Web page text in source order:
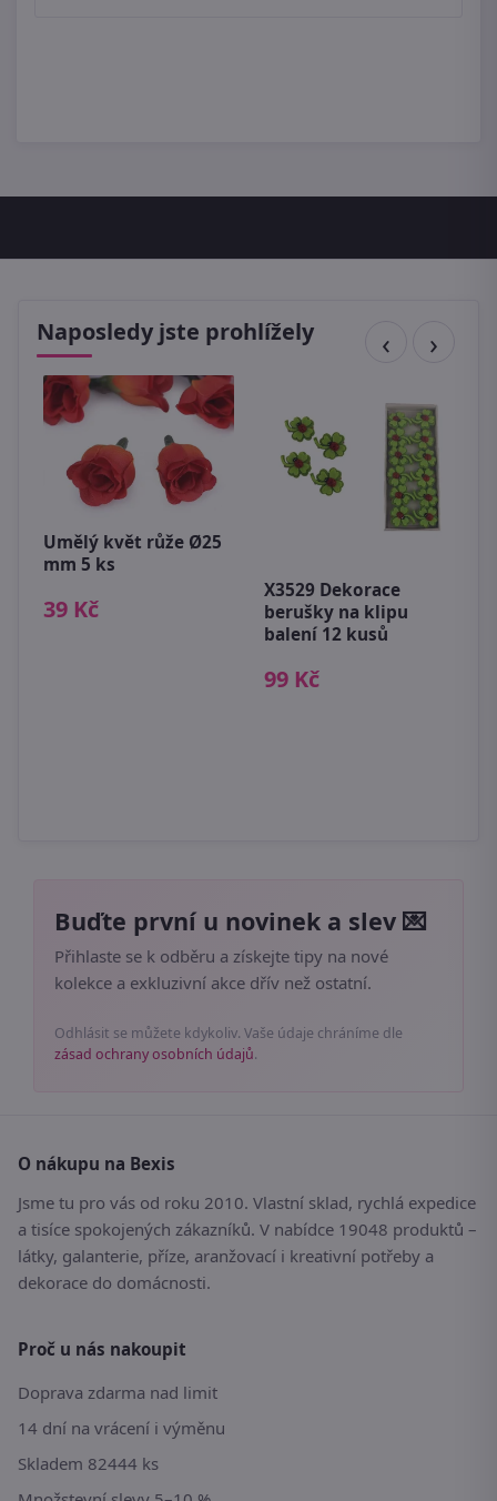
Naposledy jste prohlížely
Umělý květ růže Ø25
mm 5 ks
39 Kč
X3529 Dekorace
berušky na klipu
balení 12 kusů
99 Kč
Buďte první u novinek a slev 💌
Přihlaste se k odběru a získejte tipy na nové
kolekce a exkluzivní akce dřív než ostatní.
Odhlásit se můžete kdykoliv. Vaše údaje chráníme dle
zásad ochrany osobních údajů.
O nákupu na Bexis
Jsme tu pro vás od roku 2010. Vlastní sklad, rychlá expedice
a tisíce spokojených zákazníků. V nabídce 19048 produktů –
látky, galanterie, příze, aranžovací i kreativní potřeby a
dekorace do domácnosti.
Proč u nás nakoupit
Doprava zdarma nad limit
14 dní na vrácení i výměnu
Skladem 82444 ks